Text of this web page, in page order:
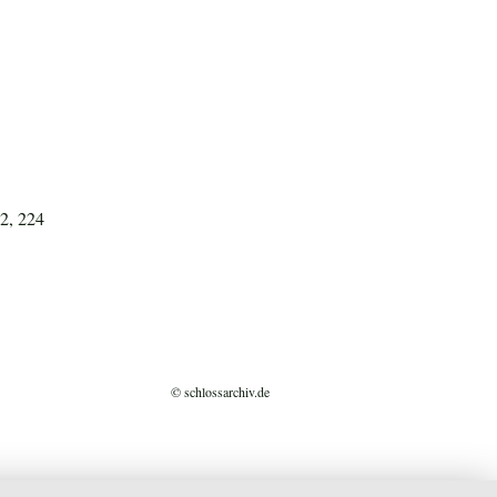
224
© schlossarchiv.de